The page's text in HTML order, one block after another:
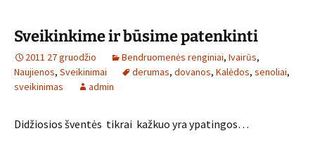
Sveikinkime ir būsime patenkinti
2011 27 gruodžio Bendruomenės renginiai, Ivairūs,
Naujienos, Sveikinimai derumas, dovanos, Kalėdos, senoliai,
sveikinimas
admin
Didžiosios šventės tikrai kažkuo yra ypatingos…